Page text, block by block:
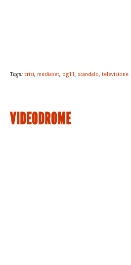
Tags: crisi mediaset pg11 scandalo televisione
VIDEODROME